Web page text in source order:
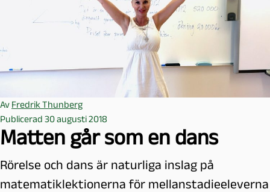
o
l
m
ö
Av Fredrik Thunberg
Publicerad 30 augusti 2018
Matten går som en dans
Rörelse och dans är naturliga inslag på
matematiklektionerna för mellanstadieeleverna